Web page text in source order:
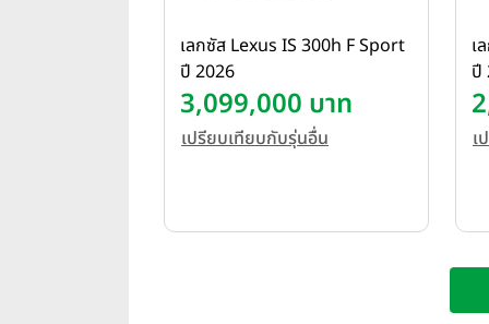
เลกซัส Lexus IS 300h F Sport
ปี 2026
3,099,000 บาท
เปรียบเทียบกับรุ่นอื่น
เ
ปี
เ